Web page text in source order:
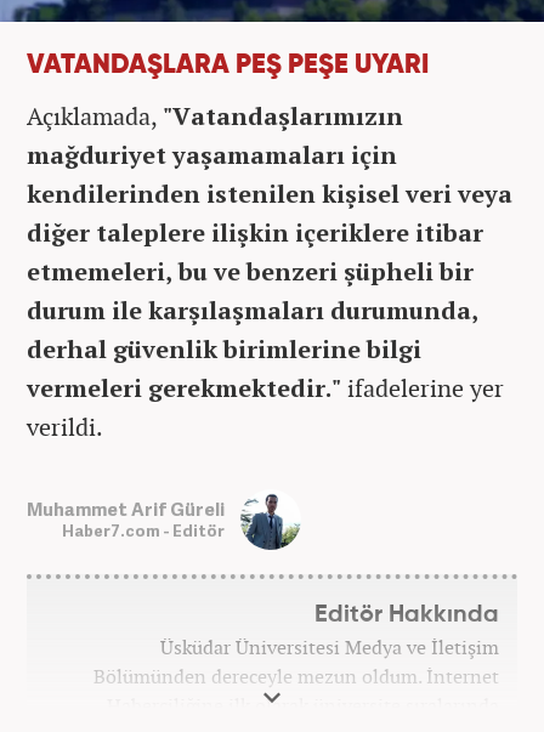
VATANDAŞLARA PEŞ PEŞE UYARI
Açıklamada, "Vatandaşlarımızın
mağduriyet yaşamamaları için
kendilerinden istenilen kişisel veri veya
diğer taleplere ilişkin içeriklere itibar
etmemeleri, bu ve benzeri şüpheli bir
durum ile karşılaşmaları durumunda,
derhal güvenlik birimlerine bilgi
vermeleri gerekmektedir." ifadelerine yer
verildi.
Muhammet Arif Güreli
Haber7.com - Editör
Editör Hakkında
Üsküdar Üniversitesi Medya ve İletişim
Bölümünden dereceyle mezun oldum. İnternet
Haberciliğine ilk olarak üniversite sıralarında